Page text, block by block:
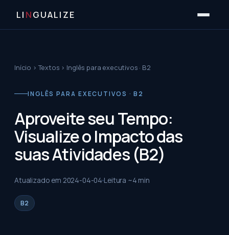
LI NGUALIZE
Início ›Textos › Inglês para executivos · B2
INGLÊS PARA EXECUTIVOS · B2
Aproveite seu Tempo:
Visualize o Impacto das
suas Atividades (B2)
Atualizado em 2024-04-04 Leitura ~4 min
B2